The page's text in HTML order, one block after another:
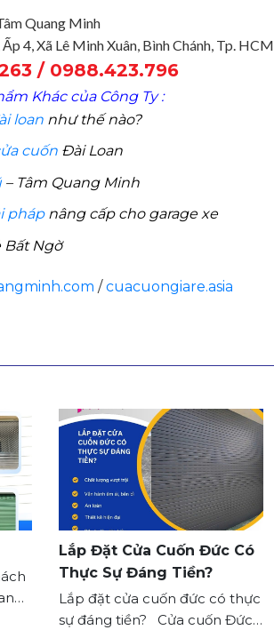
Quang Minh
4, Xã Lê Minh Xuân, Bình Chánh, Tp. HCM
/ 0988.423.796
Khác của Công Ty :
loannhư thế nào?
cuốnĐài Loan
– Tâm Quang Minh
phápnâng cấp cho garage xe
Ngờ
/cuacuongiare.asia
Lắp Đặt Cửa Cuốn Đức Có
Thực Sự Đáng Tiền?
Lắp đặt cửa cuốn đức có thực
sự đáng tiền? Cửa cuốn Đức